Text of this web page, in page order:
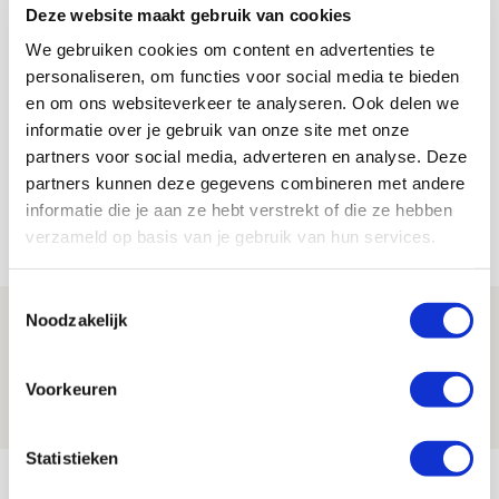
Deze website maakt gebruik van cookies
We gebruiken cookies om content en advertenties te
personaliseren, om functies voor social media te bieden
en om ons websiteverkeer te analyseren. Ook delen we
informatie over je gebruik van onze site met onze
partners voor social media, adverteren en analyse. Deze
partners kunnen deze gegevens combineren met andere
informatie die je aan ze hebt verstrekt of die ze hebben
verzameld op basis van je gebruik van hun services.
Noodzakelijk
Voorkeuren
Statistieken
Lindy Hofstra
Bekijk alle berichten van Lindy Hofstra
NET BINNEN //
Ter Stegen over uitdagingen en
05 AUGUSTUS 2026 - 20:00